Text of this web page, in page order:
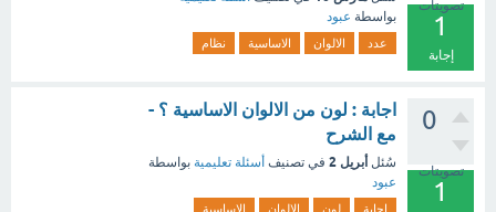
تصويتات
1
إجابة
بواسطة عبود
عدد الالوان الاساسية نظام
0
تصويتات
1
اجابة : لون من الالوان الاساسية ؟ -
مع الشرح
سُئل أبريل 2 في تصنيف أسئلة تعليمية بواسطة
عبود
اجابة لون الالوان الاساسية